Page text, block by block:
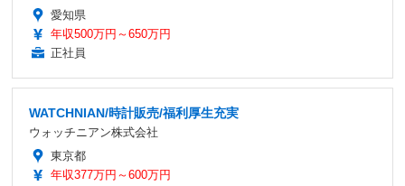
愛知県
年収500万円～650万円
正社員
WATCHNIAN/時計販売/福利厚生充実
ウォッチニアン株式会社
東京都
年収377万円～600万円